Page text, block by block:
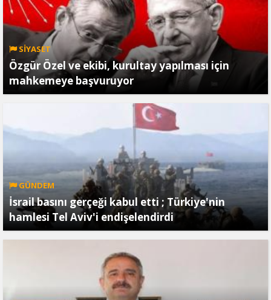
SİYASET
Özgür Özel ve ekibi, kurultay yapılması için
mahkemeye başvuruyor
GÜNDEM
İsrail basını gerçeği kabul etti ; Türkiye'nin
hamlesi Tel Aviv'i endişelendirdi